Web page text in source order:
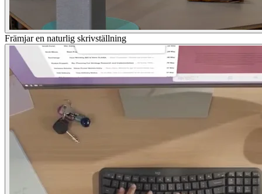
Främjar en naturlig skrivställning